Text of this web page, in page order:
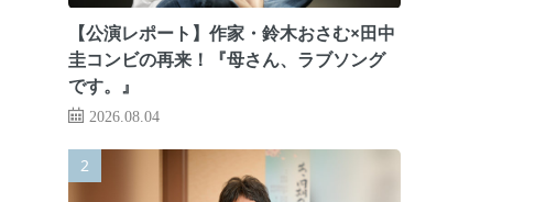
【公演レポート】作家・鈴木おさむ×田中
圭コンビの再来！『母さん、ラブソング
です。』
2026.08.04